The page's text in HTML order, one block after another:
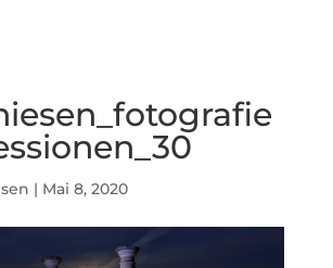
| Mai 8, 2020